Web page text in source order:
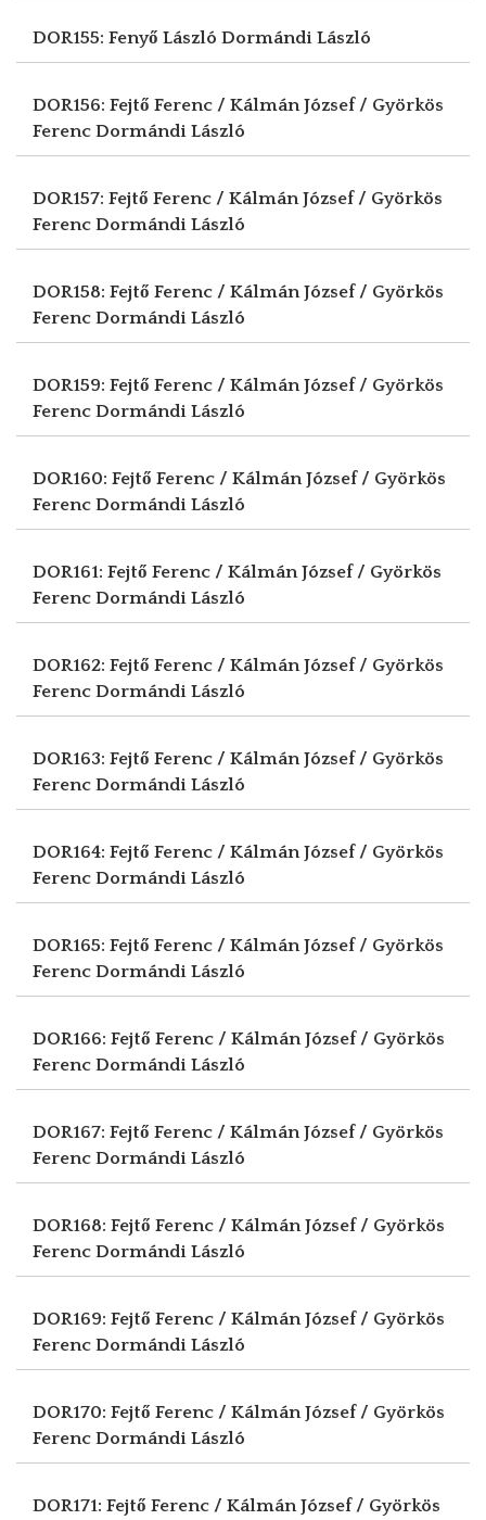
DOR155: Fenyő László Dormándi László
DOR156: Fejtő Ferenc / Kálmán József / Györkös
Ferenc Dormándi László
DOR157: Fejtő Ferenc / Kálmán József / Györkös
Ferenc Dormándi László
DOR158: Fejtő Ferenc / Kálmán József / Györkös
Ferenc Dormándi László
DOR159: Fejtő Ferenc / Kálmán József / Györkös
Ferenc Dormándi László
DOR160: Fejtő Ferenc / Kálmán József / Györkös
Ferenc Dormándi László
DOR161: Fejtő Ferenc / Kálmán József / Györkös
Ferenc Dormándi László
DOR162: Fejtő Ferenc / Kálmán József / Györkös
Ferenc Dormándi László
DOR163: Fejtő Ferenc / Kálmán József / Györkös
Ferenc Dormándi László
DOR164: Fejtő Ferenc / Kálmán József / Györkös
Ferenc Dormándi László
DOR165: Fejtő Ferenc / Kálmán József / Györkös
Ferenc Dormándi László
DOR166: Fejtő Ferenc / Kálmán József / Györkös
Ferenc Dormándi László
DOR167: Fejtő Ferenc / Kálmán József / Györkös
Ferenc Dormándi László
DOR168: Fejtő Ferenc / Kálmán József / Györkös
Ferenc Dormándi László
DOR169: Fejtő Ferenc / Kálmán József / Györkös
Ferenc Dormándi László
DOR170: Fejtő Ferenc / Kálmán József / Györkös
Ferenc Dormándi László
DOR171: Fejtő Ferenc / Kálmán József / Györkös